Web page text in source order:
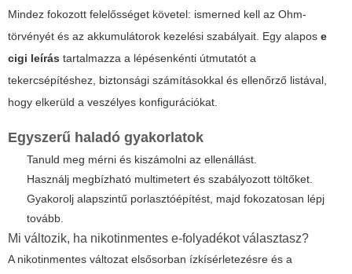
Mindez fokozott felelősséget követel: ismerned kell az Ohm-
törvényét és az akkumulátorok kezelési szabályait. Egy alapos e
cigi leírás tartalmazza a lépésenkénti útmutatót a
tekercsépítéshez, biztonsági számításokkal és ellenőrző listával,
hogy elkerüld a veszélyes konfigurációkat.
Egyszerű haladó gyakorlatok
Tanuld meg mérni és kiszámolni az ellenállást.
Használj megbízható multimetert és szabályozott töltőket.
Gyakorolj alapszintű porlasztóépítést, majd fokozatosan lépj
tovább.
Mi változik, ha nikotinmentes e-folyadékot választasz?
A nikotinmentes változat elsősorban ízkísérletezésre és a